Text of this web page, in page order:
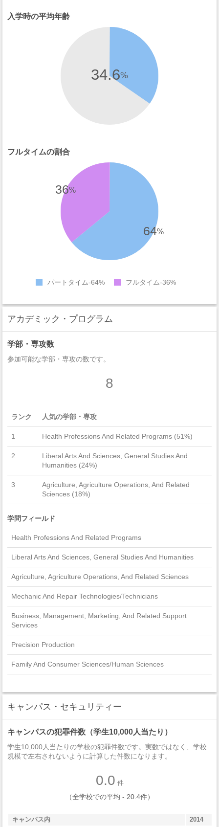
入学時の平均年齢
34.6%
フルタイムの割合
64%
36%
パートタイム 64% フルタイム 36%
アカデミック・プログラム
学部・専攻数
参加可能な学部・専攻の数です。
8
ランク 人気の学部・専攻
1 Health Professions And Related Programs (51%)
2
Liberal Arts And Sciences, General Studies And
Humanities (24%)
3
Agriculture, Agriculture Operations, And Related
Sciences (18%)
学問フィールド
Health Professions And Related Programs
Liberal Arts And Sciences, General Studies And Humanities
Agriculture, Agriculture Operations, And Related Sciences
Mechanic And Repair Technologies/Technicians
Business, Management, Marketing, And Related Support
Services
Precision Production
Family And Consumer Sciences/Human Sciences
Services
キャンパス・セキュリティー
キャンパスの犯罪件数（学生10,000人当たり）
学生10,000人当たりの学校の犯罪件数です。実数ではなく、学校
規模で左右されないように計算した件数になります。
0.0 件
（全学校での平均 - 20.4件）
キャンパス内 2014